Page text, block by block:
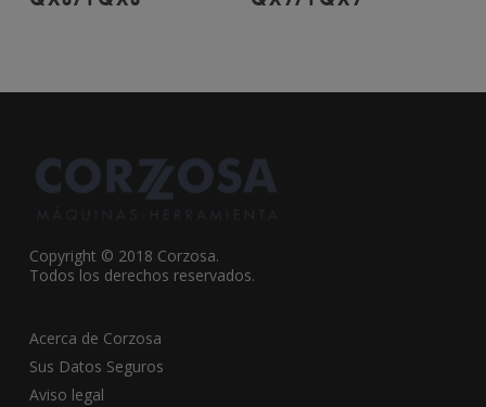
Copyright © 2018 Corzosa.
Todos los derechos reservados.
Acerca de Corzosa
Sus Datos Seguros
Aviso legal